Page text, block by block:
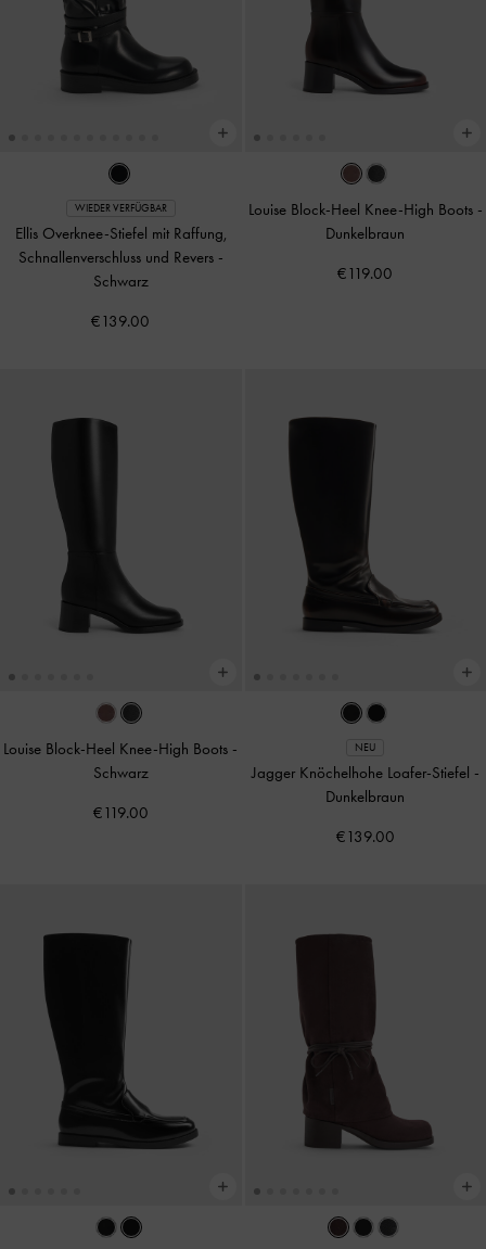
WIEDER VERFÜGBAR
Ellis Overknee-Stiefel mit Raffung,
Schnallenverschluss und Revers -
Schwarz
€139.00
Louise Block-Heel Knee-High Boots -
Dunkelbraun
€119.00
Louise Block-Heel Knee-High Boots -
Schwarz
€119.00
NEU
Jagger Knöchelhohe Loafer-Stiefel -
Dunkelbraun
€139.00